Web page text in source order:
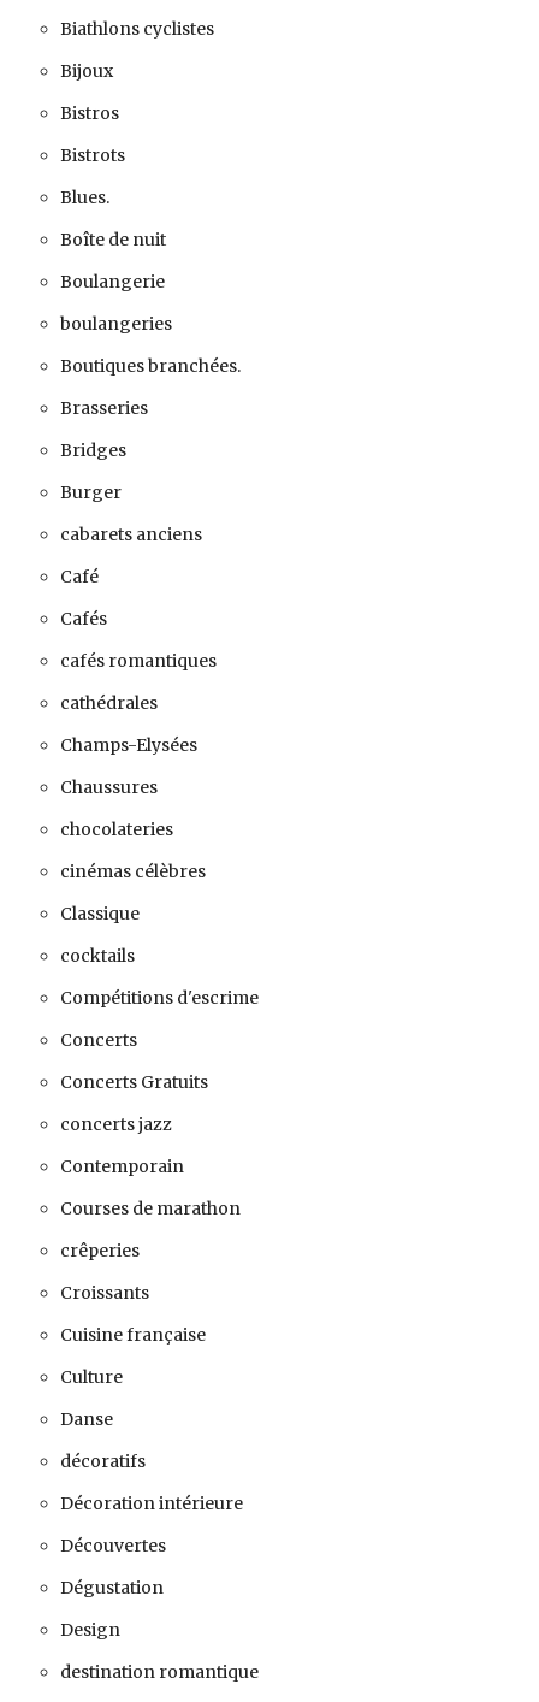
Biathlons cyclistes
Bijoux
Bistros
Bistrots
Blues.
Boîte de nuit
Boulangerie
boulangeries
Boutiques branchées.
Brasseries
Bridges
Burger
cabarets anciens
Café
Cafés
cafés romantiques
cathédrales
Champs-Elysées
Chaussures
chocolateries
cinémas célèbres
Classique
cocktails
Compétitions d'escrime
Concerts
Concerts Gratuits
concerts jazz
Contemporain
Courses de marathon
crêperies
Croissants
Cuisine française
Culture
Danse
décoratifs
Décoration intérieure
Découvertes
Dégustation
Design
destination romantique